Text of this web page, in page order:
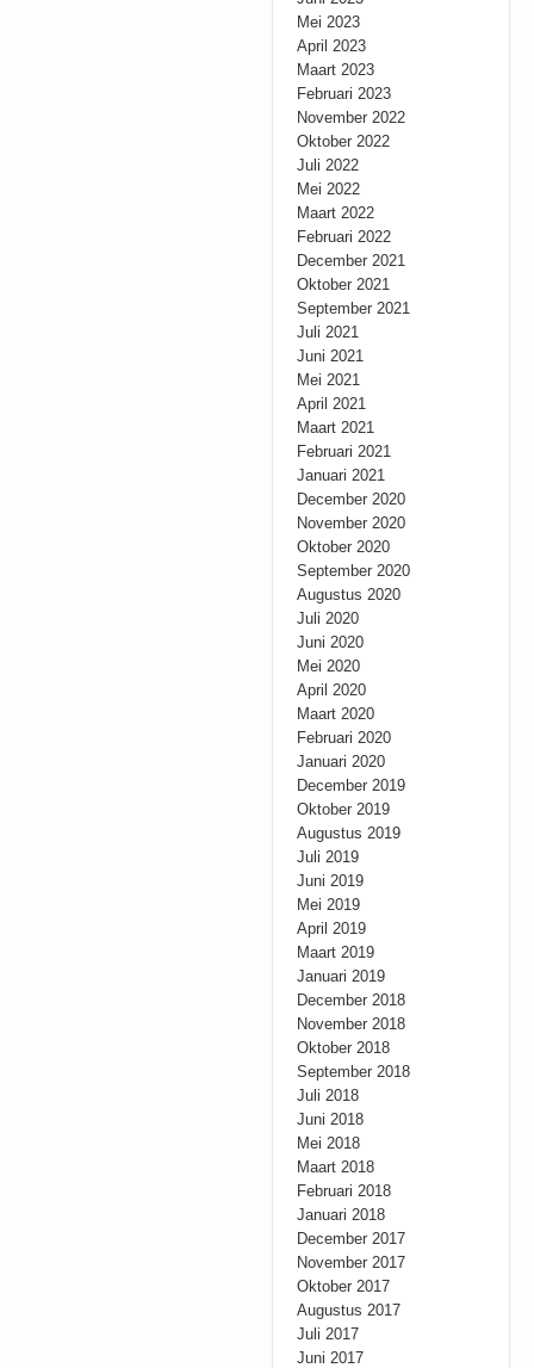
Mei 2023
April 2023
Maart 2023
Februari 2023
November 2022
Oktober 2022
Juli 2022
Mei 2022
Maart 2022
Februari 2022
December 2021
Oktober 2021
September 2021
Juli 2021
Juni 2021
Mei 2021
April 2021
Maart 2021
Februari 2021
Januari 2021
December 2020
November 2020
Oktober 2020
September 2020
Augustus 2020
Juli 2020
Juni 2020
Mei 2020
April 2020
Maart 2020
Februari 2020
Januari 2020
December 2019
Oktober 2019
Augustus 2019
Juli 2019
Juni 2019
Mei 2019
April 2019
Maart 2019
Januari 2019
December 2018
November 2018
Oktober 2018
September 2018
Juli 2018
Juni 2018
Mei 2018
Maart 2018
Februari 2018
Januari 2018
December 2017
November 2017
Oktober 2017
Augustus 2017
Juli 2017
Juni 2017